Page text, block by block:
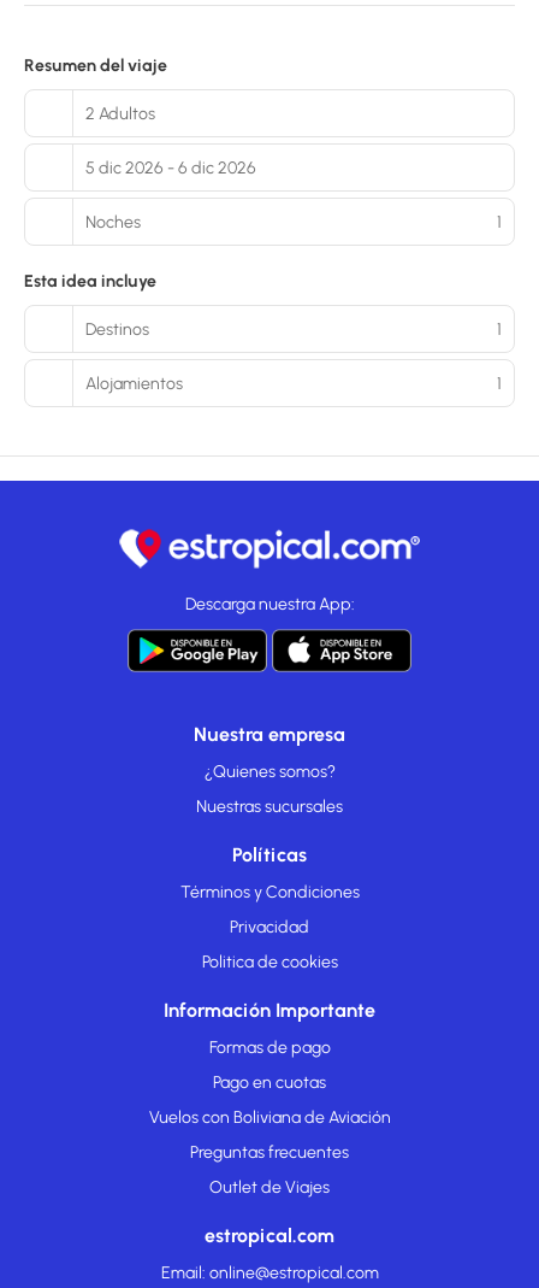
plana, minibar, caja fuerte y calefacción. Incluyen baño privado
establecimiento dispone de recepción 24 horas con personal
experto que ofrece información sobre la zona. La plaza 24 de
Septiembre, la principal de la ciudad, se encuentra a 10 calles del
establecimiento. El establecimiento proporciona aparcamiento
privado gratuito y está a 13 km del aeropuerto Viru Viru.
Resumen del viaje
2 Adultos
5 dic 2026 - 6 dic 2026
Noches 1
Esta idea incluye
Destinos 1
Alojamientos 1
Descarga nuestra App:
Nuestra empresa
¿Quienes somos?
Nuestras sucursales
Políticas
Términos y Condiciones
Privacidad
Politica de cookies
Información Importante
Formas de pago
Pago en cuotas
Vuelos con Boliviana de Aviación
Preguntas frecuentes
Outlet de Viajes
estropical.com
Email: online@estropical.com